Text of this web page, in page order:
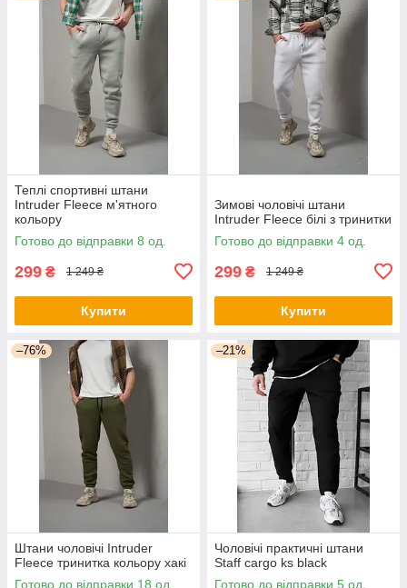
Теплі спортивні штани
Intruder Fleece м'ятного
кольору
Готово до відправки 8 од.
299 ₴ 1 249 ₴
Купити
Зимові чоловічі штани
Intruder Fleece білі з тринитки
Готово до відправки 4 од.
299 ₴ 1 249 ₴
Купити
–76%
Штани чоловічі Intruder
Fleece тринитка кольору хакі
Готово до відправки 18 од.
–21%
Чоловічі практичні штани
Staff cargo ks black
Готово до відправки 5 од.